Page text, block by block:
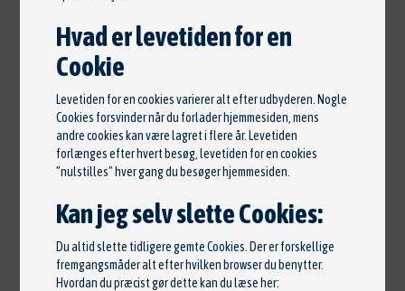
Farve: Rød •
km/l •Døre: 5 • Gear: 5 •HK / KW: 72 / 53 •
Cylindre: 3 •Ccm: 1000 •
Moment: 93 Nm •Omd. pr. min.: 4400 •Topfart:
160 km/t •0-100 km/t: 14,0 sek. •Længde: 348 cm
Bredde: 162 cm •Højde: 146 cm •Vægt: 915 kg •
Grøn afgift: 760 kr./Pr. 6 måneder
Beskrivelse
Lev Nysynet,,1 EJER,el-sidespejle m/varme,
Hvad er levetiden for en
Cookie
Levetiden for en cookies varierer alt efter udbyderen. Nogle
Cookies forsvinder når du forlader hjemmesiden, mens
andre cookies kan være lagret i flere år. Levetiden
forlænges efter hvert besøg, levetiden for en cookies
”nulstilles” hver gang du besøger hjemmesiden.
Kan jeg selv slette Cookies:
Du altid slette tidligere gemte Cookies. Der er forskellige
fremgangsmåder alt efter hvilken browser du benytter.
Hvordan du præcist gør dette kan du læse her: